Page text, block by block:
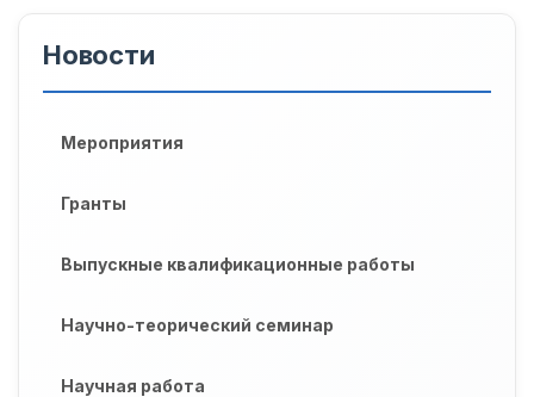
Новости
Мероприятия
Гранты
Выпускные квалификационные работы
Научно-теорический семинар
Научная работа